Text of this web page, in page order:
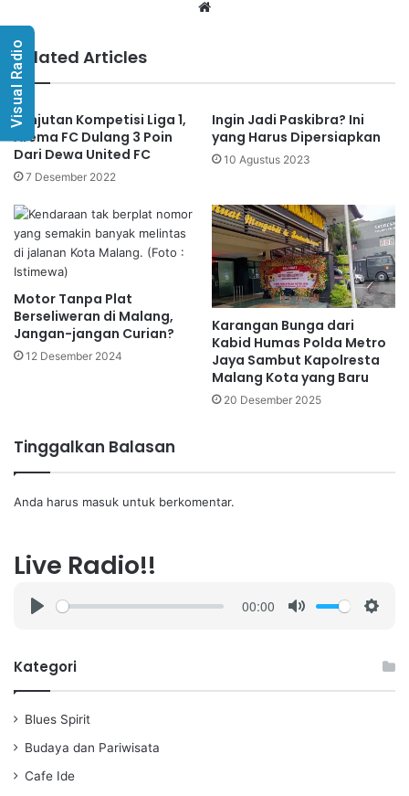
Related Articles
Lanjutan Kompetisi Liga 1,
Arema FC Dulang 3 Poin
Dari Dewa United FC
7 Desember 2022
Ingin Jadi Paskibra? Ini
yang Harus Dipersiapkan
10 Agustus 2023
Motor Tanpa Plat
Berseliweran di Malang,
Jangan-jangan Curian?
12 Desember 2024
Karangan Bunga dari
Kabid Humas Polda Metro
Jaya Sambut Kapolresta
Malang Kota yang Baru
20 Desember 2025
Tinggalkan Balasan
Anda harus masuk untuk berkomentar.
Live Radio!!
a
00:00
Kategori
Blues Spirit
Budaya dan Pariwisata
Cafe Ide
Visual Radio